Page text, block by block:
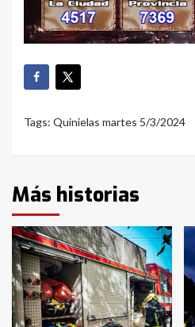
Tags: Quinielas martes 5/3/2024
Más historias